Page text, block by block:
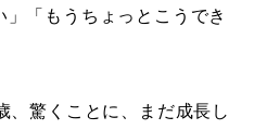
」「もうちょっとこうでき
、驚くことに、まだ成長し